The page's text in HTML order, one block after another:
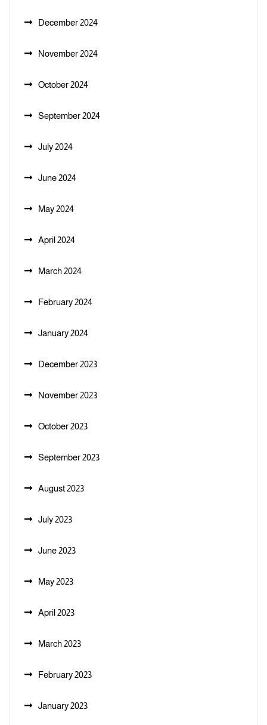
December 2024
November 2024
October 2024
September 2024
July 2024
June 2024
May 2024
April 2024
March 2024
February 2024
January 2024
December 2023
November 2023
October 2023
September 2023
August 2023
July 2023
June 2023
May 2023
April 2023
March 2023
February 2023
January 2023